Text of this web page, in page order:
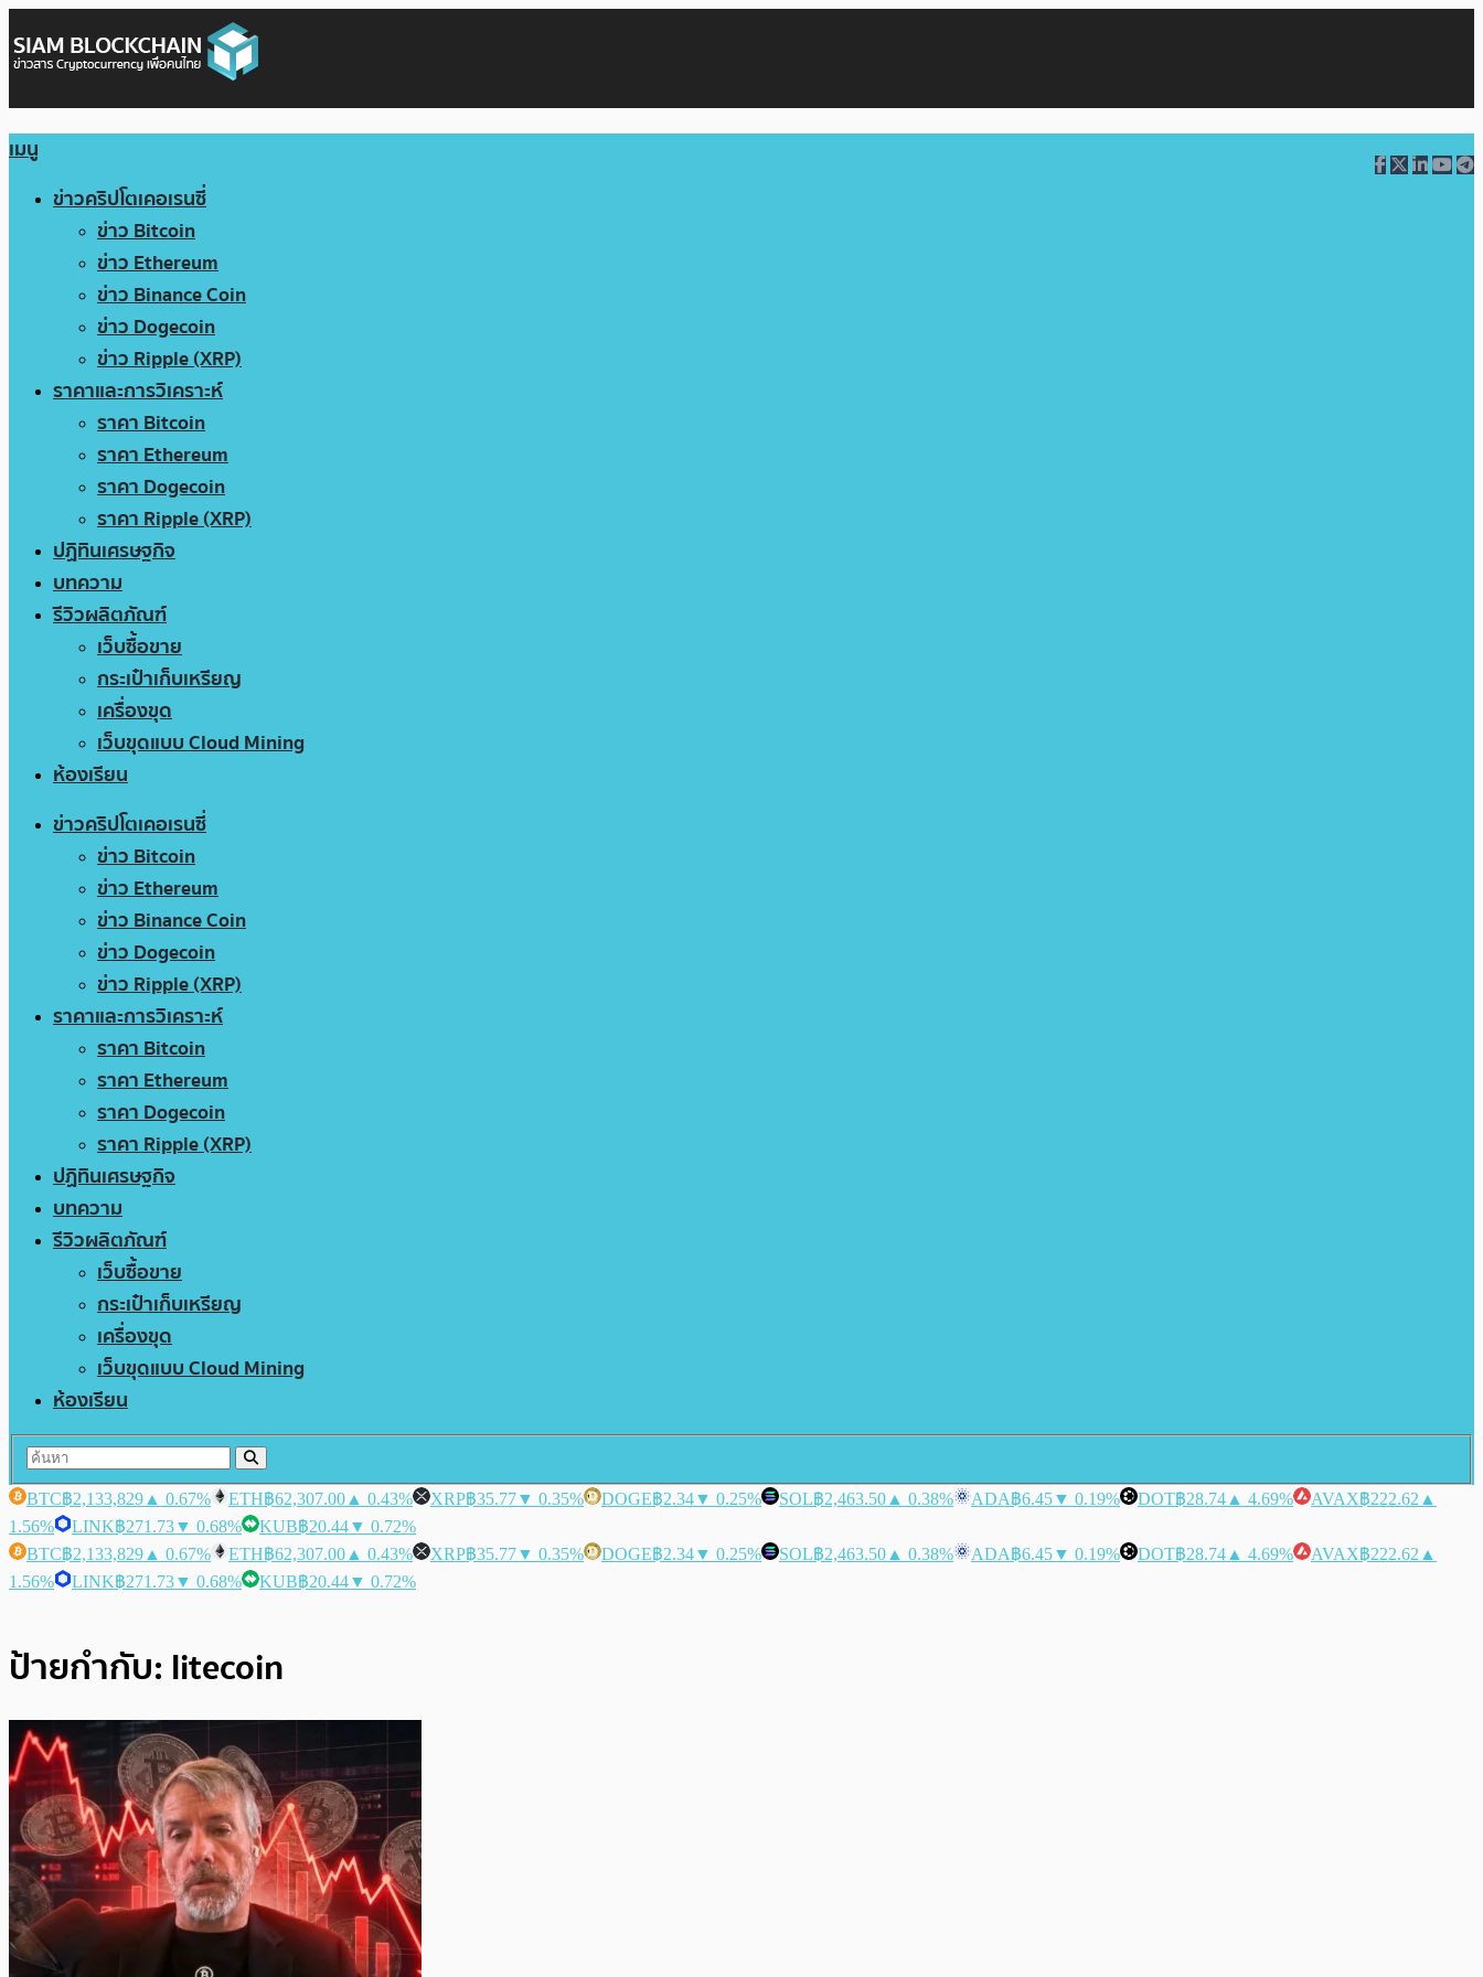
เมนู
ข่าวคริปโตเคอเรนซี่
ข่าว Bitcoin
ข่าว Ethereum
ข่าว Binance Coin
ข่าว Dogecoin
ข่าว Ripple (XRP)
ราคาและการวิเคราะห์
ราคา Bitcoin
ราคา Ethereum
ราคา Dogecoin
ราคา Ripple (XRP)
ปฏิทินเศรษฐกิจ
บทความ
รีวิวผลิตภัณฑ์
เว็บซื้อขาย
กระเป๋าเก็บเหรียญ
เครื่องขุด
เว็บขุดแบบ Cloud Mining
ห้องเรียน
ข่าวคริปโตเคอเรนซี่
ข่าว Bitcoin
ข่าว Ethereum
ข่าว Binance Coin
ข่าว Dogecoin
ข่าว Ripple (XRP)
ราคาและการวิเคราะห์
ราคา Bitcoin
ราคา Ethereum
ราคา Dogecoin
ราคา Ripple (XRP)
ปฏิทินเศรษฐกิจ
บทความ
รีวิวผลิตภัณฑ์
เว็บซื้อขาย
กระเป๋าเก็บเหรียญ
เครื่องขุด
เว็บขุดแบบ Cloud Mining
ห้องเรียน
BTC฿2,133,829 ▲ 0.67% ETH฿62,307.00 ▲ 0.43% XRP฿35.77▼ 0.35% DOGE฿2.34▼ 0.25% SOL฿2,463.50 ▲ 0.38% ADA฿6.45▼ 0.19% DOT฿28.74 ▲ 4.69% AVAX฿222.62 ▲
1.56%
LINK฿271.73▼ 0.68% KUB฿20.44▼ 0.72%
BTC฿2,133,829 ▲ 0.67% ETH฿62,307.00 ▲ 0.43% XRP฿35.77▼ 0.35% DOGE฿2.34▼ 0.25% SOL฿2,463.50 ▲ 0.38% ADA฿6.45▼ 0.19% DOT฿28.74 ▲ 4.69% AVAX฿222.62 ▲
1.56%
LINK฿271.73▼ 0.68% KUB฿20.44▼ 0.72%
ป้ายกำกับ: litecoin